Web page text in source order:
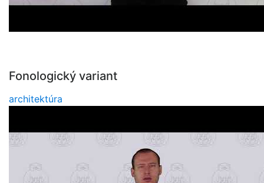
Fonologický variant
architektúra